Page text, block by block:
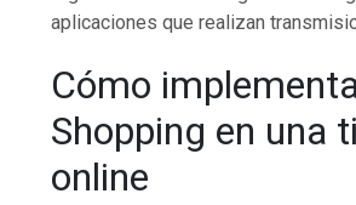
aplicaciones que realizan
Cómo
Shopping en una
online